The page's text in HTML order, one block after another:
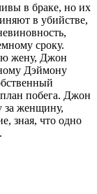
в браке, но их
в убийстве,
сроку.
жену, Джон
Дэймону
побега. Джон
за женщину,
зная, что одно